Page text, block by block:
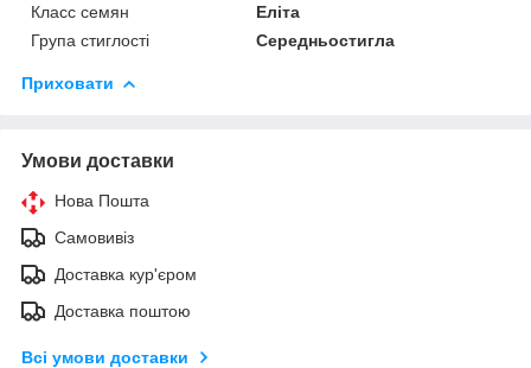
Класс семян
Еліта
Група стиглості
Середньостигла
Приховати
Умови доставки
Нова Пошта
Самовивіз
Доставка кур'єром
Доставка поштою
Всі умови доставки